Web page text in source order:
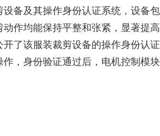
备及其操作身份认证系统，设备
作均能保持平整和张紧，显著提
了该服装裁剪设备的操作身份认
，身份验证通过后，电机控制模